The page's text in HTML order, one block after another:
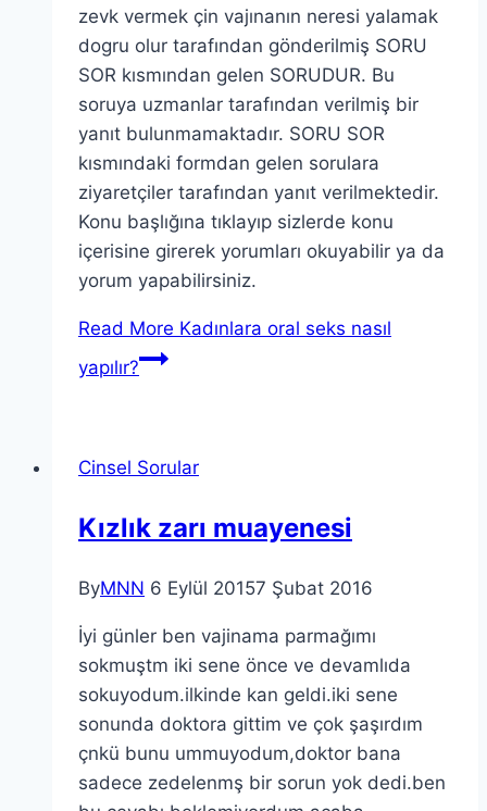
zevk vermek çin vajınanın neresi yalamak
dogru olur tarafından gönderilmiş SORU
SOR kısmından gelen SORUDUR. Bu
soruya uzmanlar tarafından verilmiş bir
yanıt bulunmamaktadır. SORU SOR
kısmındaki formdan gelen sorulara
ziyaretçiler tarafından yanıt verilmektedir.
Konu başlığına tıklayıp sizlerde konu
içerisine girerek yorumları okuyabilir ya da
yorum yapabilirsiniz.
Read More Kadınlara oral seks nasıl
yapılır?
Cinsel Sorular
Kızlık zarı muayenesi
ByMNN 6 Eylül 20157 Şubat 2016
İyi günler ben vajinama parmağımı
sokmuştm iki sene önce ve devamlıda
sokuyodum.ilkinde kan geldi.iki sene
sonunda doktora gittim ve çok şaşırdım
çnkü bunu ummuyodum,doktor bana
sadece zedelenmş bir sorun yok dedi.ben